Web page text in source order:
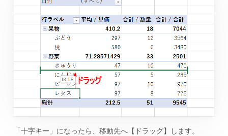
「十字キー」になったら、移動先へ【ドラッグ】します。